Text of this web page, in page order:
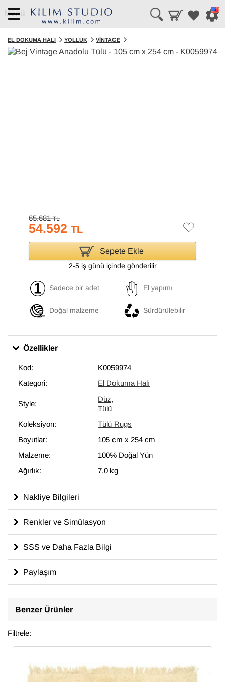
Menü
EL DOKUMA HALI YOLLUK VINTAGE
65.681TL
54.592 TL
Sepete Ekle
2-5 iş günü içinde gönderilir
Sadece bir adet El yapımı
Doğal malzeme Sürdürülebilir
Özellikler
Kod:
K0059974
Kategori:
El Dokuma Halı
Style:
Düz,
Tülü
Koleksiyon:
Tülü Rugs
Boyutlar:
105 cm x 254 cm
Malzeme:
100% Doğal Yün
Ağırlık:
7,0 kg
Nakliye Bilgileri
Renkler ve Simülasyon
SSS ve Daha Fazla Bilgi
Paylaşım
Benzer Ürünler
Filtrele: